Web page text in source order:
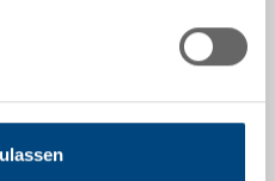
513x331 mm, Höhe
121 mm, 73.0 l,